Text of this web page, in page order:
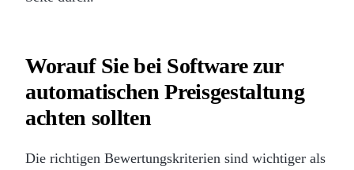
Worauf Sie bei Software zur
automatischen Preisgestaltung
achten sollten
Die richtigen Bewertungskriterien sind wichtiger als